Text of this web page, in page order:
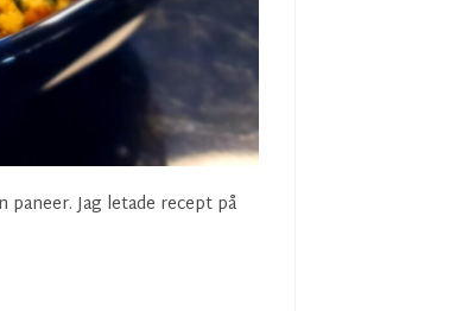
Jag letade recept på